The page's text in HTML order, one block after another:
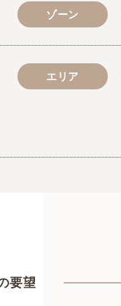
ゾーン
エリア
要望